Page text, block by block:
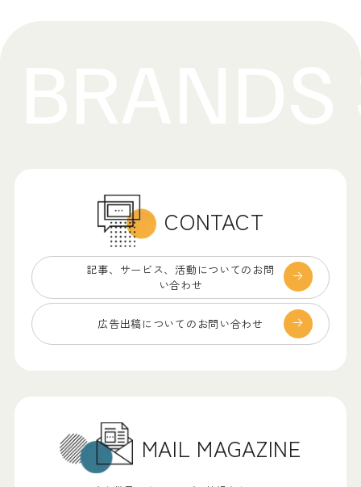
CONTACT
記事、サービス、 活動についてのお問
い合わせ
広告出稿についての お問い合わせ
MAIL MAGAZINE